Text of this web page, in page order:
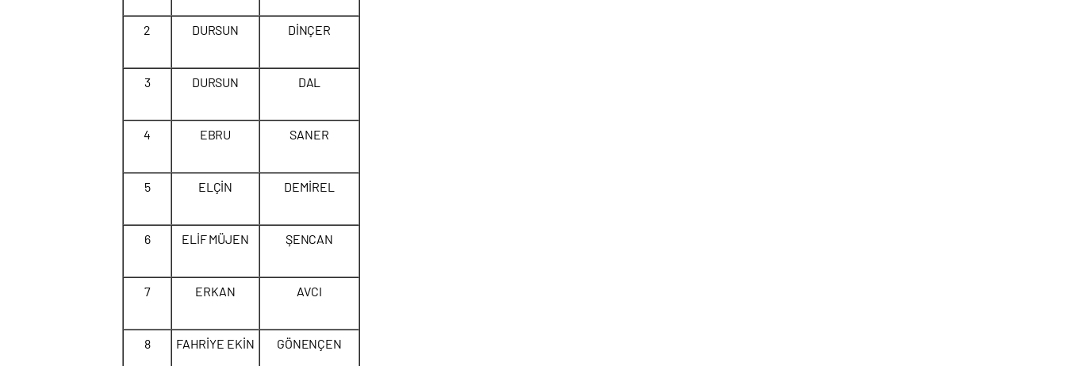
2 DURSUN DİNÇER
3 DURSUN DAL
4 EBRU SANER
5 ELÇİN DEMİREL
6 ELİF MÜJEN ŞENCAN
7 ERKAN AVCI
8 FAHRİYE EKİN GÖNENÇEN